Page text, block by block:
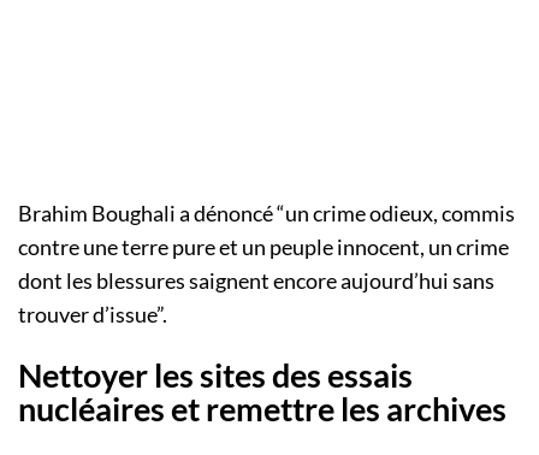
Brahim Boughali a dénoncé “un crime odieux, commis
contre une terre pure et un peuple innocent, un crime
dont les blessures saignent encore aujourd’hui sans
trouver d’issue”.
Nettoyer les sites des essais
nucléaires et remettre les archives